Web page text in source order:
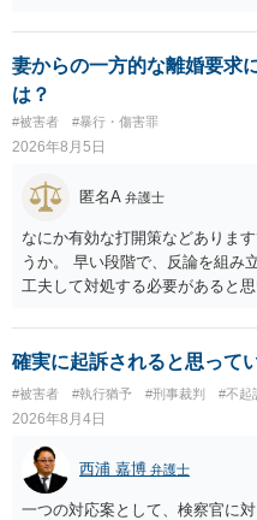
く。）若しくは物を挿入する行
条及び第179条第2項において「
関係の有無にかかわらず、5年以
次に掲げる行為又は事由その他
同意しない意思を形成し、表明
にさせ又はその状態にあること
は、婚姻関係の有無にかかわら
る。 ③アルコール若しくは薬物
あること。 以上の通りですから
しない意思を形成し、表明し若
あることが必要です。
妻からの一方的な離婚要求
は？
#被害者 #暴行・傷害罪
2026年8月5日
匿名A 弁護士
なにか有効な打開策などありま
うか。 早い段階で、反論を組み
工夫して対処する必要があると
告訴状を作って証拠をそろえて
確実に起訴されると思って
#被害者 #執行猶予 #刑事裁判 #不起
2026年8月4日
西浦 嘉博 弁護士
一つの対応案として、検察官に